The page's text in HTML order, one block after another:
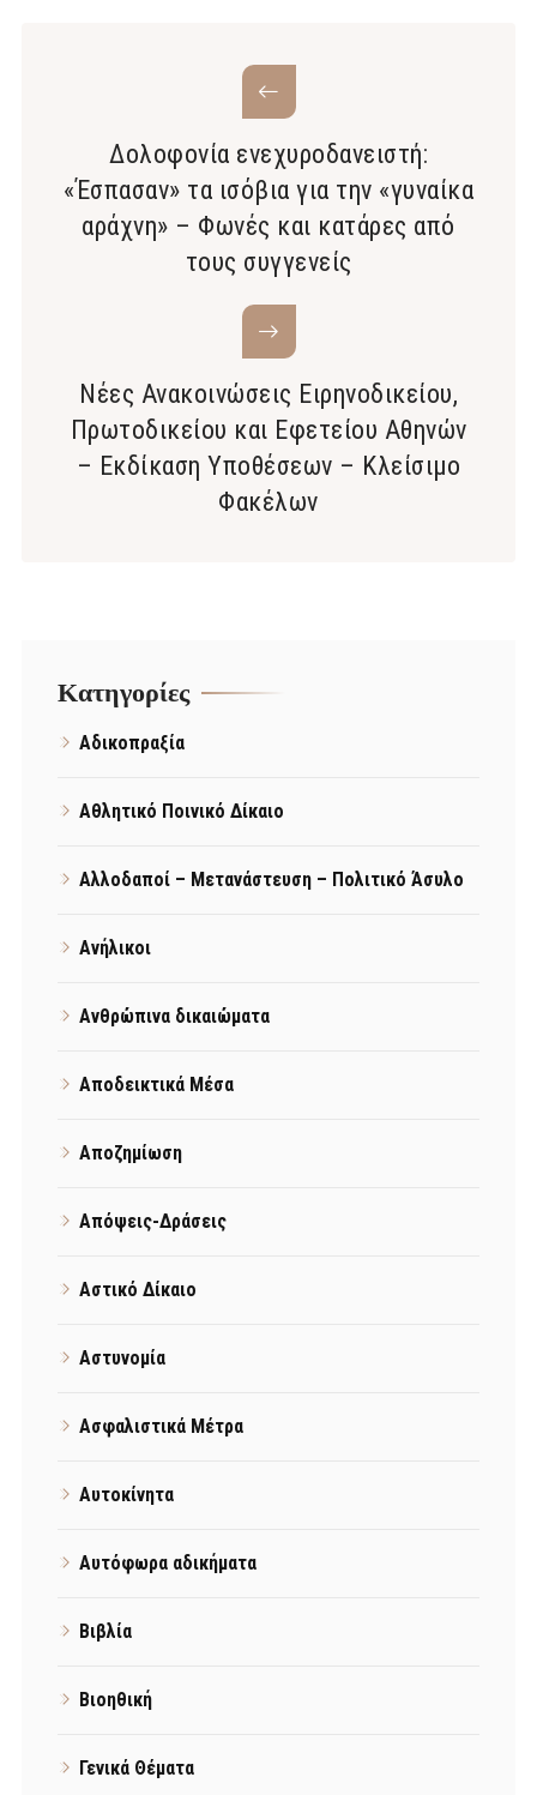
Δολοφονία ενεχυροδανειστή:
«Έσπασαν» τα ισόβια για την «γυναίκα
αράχνη» – Φωνές και κατάρες από
τους συγγενείς
Νέες Ανακοινώσεις Ειρηνοδικείου,
Πρωτοδικείου και Εφετείου Αθηνών
– Εκδίκαση Υποθέσεων – Κλείσιμο
Φακέλων
Kατηγορίες
Αδικοπραξία
Αθλητικό Ποινικό Δίκαιο
Αλλοδαποί – Μετανάστευση – Πολιτικό Άσυλο
Ανήλικοι
Ανθρώπινα δικαιώματα
Αποδεικτικά Μέσα
Αποζημίωση
Απόψεις-Δράσεις
Αστικό Δίκαιο
Αστυνομία
Ασφαλιστικά Μέτρα
Αυτοκίνητα
Αυτόφωρα αδικήματα
Βιβλία
Βιοηθική
Γενικά Θέματα